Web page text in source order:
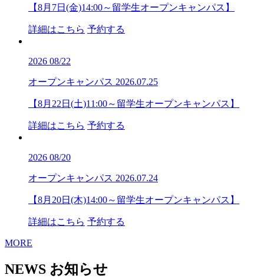
【8月7日(金)14:00～留学生オープンキャンパス】
詳細はこちら 予約する
2026 08/22
オープンキャンパス 2026.07.25
【8月22日(土)11:00～留学生オープンキャンパス】
詳細はこちら 予約する
2026 08/20
オープンキャンパス 2026.07.24
【8月20日(木)14:00～留学生オープンキャンパス】
詳細はこちら 予約する
MORE
NEWS お知らせ